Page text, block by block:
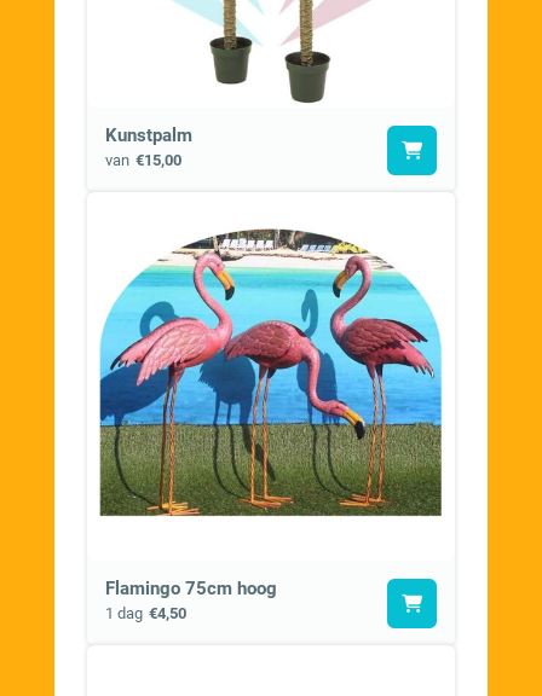
Kunstpalm
van €15,00
Flamingo 75cm hoog
1 dag €4,50